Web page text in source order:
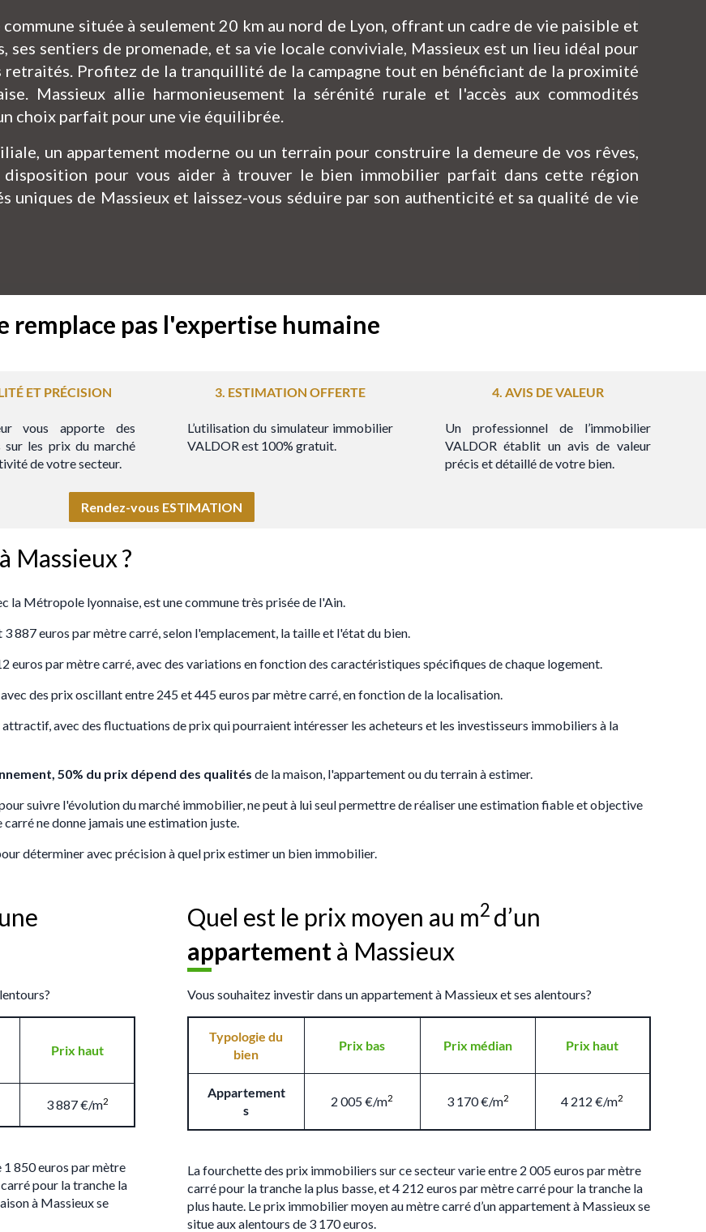
située à seulement 20 km au nord de Lyon, offrant un cadre de vie paisible et
ses sentiers de promenade, et sa vie locale conviviale, Massieux est un lieu idéal pour
retraités. Profitez de la tranquillité de la campagne tout en bénéficiant de la proximité
Massieux allie harmonieusement la sérénité rurale et l'accès aux commodités
choix parfait pour une vie équilibrée.
un appartement moderne ou un terrain pour construire la demeure de vos rêves,
pour vous aider à trouver le bien immobilier parfait dans cette région
uniques de Massieux et laissez-vous séduire par son authenticité et sa qualité de vie
remplace pas l'expertise humaine
ET PRÉCISION
vous apporte des
sur les prix du marché
de votre secteur.
3. ESTIMATION OFFERTE
L’utilisation du simulateur immobilier
VALDOR est 100% gratuit.
4. AVIS DE VALEUR
Un professionnel de l’immobilier
VALDOR établit un avis de valeur
précis et détaillé de votre bien.
Rendez-vous ESTIMATION
Massieux ?
Métropole lyonnaise, est une commune très prisée de l'Ain.
887 euros par mètre carré, selon l'emplacement, la taille et l'état du bien.
euros par mètre carré, avec des variations en fonction des caractéristiques spécifiques de chaque logement.
des prix oscillant entre 245 et 445 euros par mètre carré, en fonction de la localisation.
avec des fluctuations de prix qui pourraient intéresser les acheteurs et les investisseurs immobiliers à la
50% du prix dépend des qualités de la maison, l'appartement ou du terrain à estimer.
suivre l'évolution du marché immobilier, ne peut à lui seul permettre de réaliser une estimation fiable et objective
ne donne jamais une estimation juste.
déterminer avec précision à quel prix estimer un bien immobilier.
Prix haut
3 887 €/m2
850 euros par mètre
pour la tranche la
à Massieux se
Quel est le prix moyen au m2 d’un
appartement à Massieux
Vous souhaitez investir dans un appartement à Massieux et ses alentours?
Typologie du
bien
Prix bas Prix médian Prix haut
Appartement
s
2 005 €/m2 3 170 €/m2 4 212 €/m2
La fourchette des prix immobiliers sur ce secteur varie entre 2 005 euros par mètre
carré pour la tranche la plus basse, et 4 212 euros par mètre carré pour la tranche la
plus haute. Le prix immobilier moyen au mètre carré d’un appartement à Massieux se
situe aux alentours de 3 170 euros.